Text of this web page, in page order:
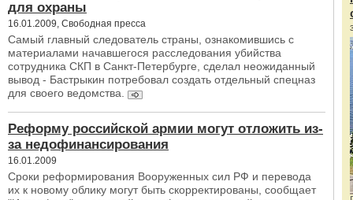
для охраны
16.01.2009, Свободная пресса
Самый главный следователь страны, ознакомившись с
материалами начавшегося расследования убийства
сотрудника СКП в Санкт-Петербурге, сделал неожиданный
вывод - Бастрыкин потребовал создать отдельный спецназ
для своего ведомства.
Реформу российской армии могут отложить из-
за недофинансирования
16.01.2009
Сроки реформирования Вооруженных сил РФ и перевода
их к новому облику могут быть скорректированы, сообщает